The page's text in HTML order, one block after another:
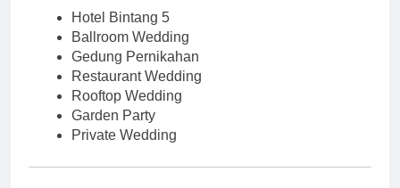
Hotel Bintang 5
Ballroom Wedding
Gedung Pernikahan
Restaurant Wedding
Rooftop Wedding
Garden Party
Private Wedding